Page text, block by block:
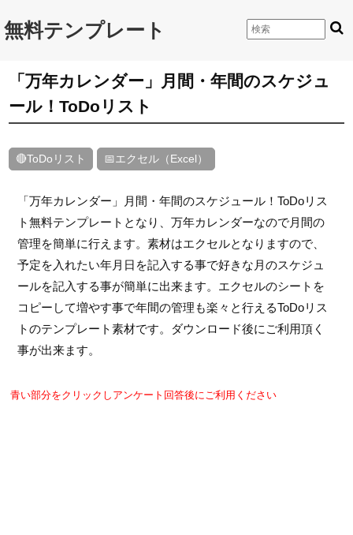
無料テンプレート
「万年カレンダー」月間・年間のスケジュ
ール！ToDoリスト
🔴ToDoリスト 📅エクセル（Excel）
「万年カレンダー」月間・年間のスケジュール！ToDoリス
ト無料テンプレートとなり、万年カレンダーなので月間の
管理を簡単に行えます。素材はエクセルとなりますので、
予定を入れたい年月日を記入する事で好きな月のスケジュ
ールを記入する事が簡単に出来ます。エクセルのシートを
コピーして増やす事で年間の管理も楽々と行えるToDoリス
トのテンプレート素材です。ダウンロード後にご利用頂く
事が出来ます。
青い部分をクリックしアンケート回答後にご利用ください